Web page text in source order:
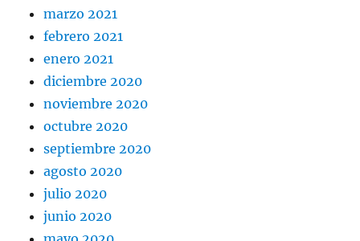
marzo 2021
febrero 2021
enero 2021
diciembre 2020
noviembre 2020
octubre 2020
septiembre 2020
agosto 2020
julio 2020
junio 2020